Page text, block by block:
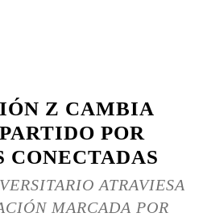
Z CAMBIA
POR
CONECTADAS
ATRAVIESA
MARCADA POR